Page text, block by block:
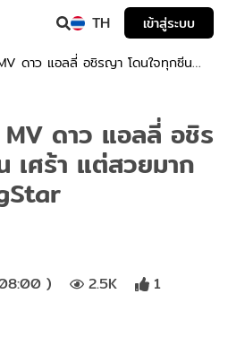
TH
เข้าสู่ระบบ
ดาว แอลลี่ อชิรญา โดนใจทุกซีน
MV ดาว แอลลี่ อชิร
เศร้า แต่สวยมาก
)
2.5K 1